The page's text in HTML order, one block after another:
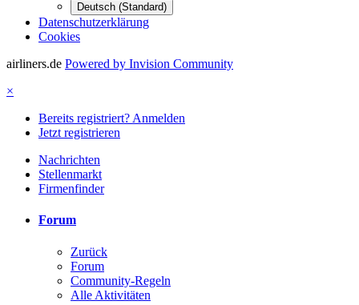
Deutsch (Standard)
Datenschutzerklärung
Cookies
airliners.de Powered by Invision Community
×
Bereits registriert? Anmelden
Jetzt registrieren
Nachrichten
Stellenmarkt
Firmenfinder
Forum
Zurück
Forum
Community-Regeln
Alle Aktivitäten